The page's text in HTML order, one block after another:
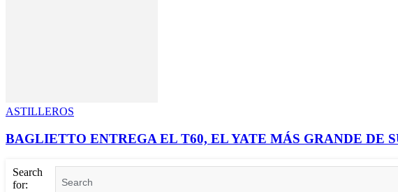
ASTILLEROS
BAGLIETTO ENTREGA EL T60, EL YATE MÁS GRANDE DE
Search
for: